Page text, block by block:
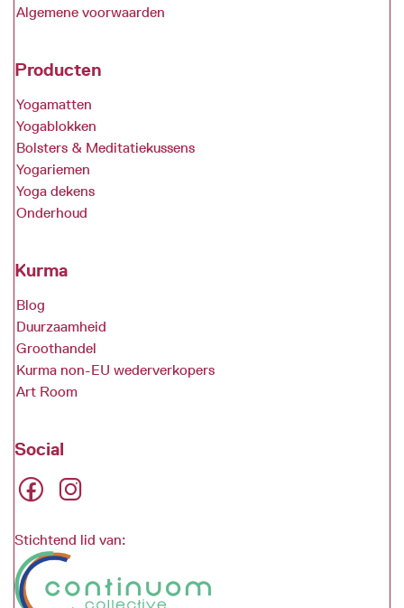
Algemene voorwaarden
Producten
Yogamatten
Yogablokken
Bolsters & Meditatiekussens
Yogariemen
Yoga dekens
Onderhoud
Kurma
Blog
Duurzaamheid
Groothandel
Kurma non-EU wederverkopers
Art Room
Social
Stichtend lid van: